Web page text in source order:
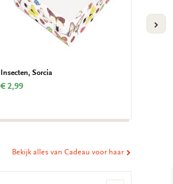
Insecten, Sorcia
€ 2,99
Bekijk alles van Cadeau voor haar